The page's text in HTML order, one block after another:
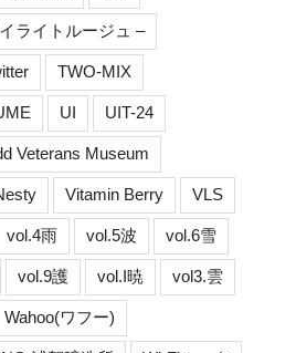
ライトルージュ –
TWO-MIX
UI UIT-24
Veterans Museum
Vitamin Berry VLS
vol.4雨 vol.5波 vol.6雪
vol.9護 vol.I暁 vol3.雲
Wahoo(ワフー)